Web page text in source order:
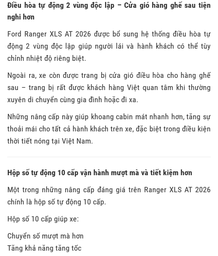
Điều hòa tự động 2 vùng độc lập – Cửa gió hàng ghế sau tiện
nghi hơn
Ford Ranger XLS AT 2026 được bổ sung hệ thống điều hòa tự
động 2 vùng độc lập giúp người lái và hành khách có thể tùy
chỉnh nhiệt độ riêng biệt.
Ngoài ra, xe còn được trang bị cửa gió điều hòa cho hàng ghế
sau – trang bị rất được khách hàng Việt quan tâm khi thường
xuyên di chuyển cùng gia đình hoặc đi xa.
Những nâng cấp này giúp khoang cabin mát nhanh hơn, tăng sự
thoải mái cho tất cả hành khách trên xe, đặc biệt trong điều kiện
thời tiết nóng tại Việt Nam.
Hộp số tự động 10 cấp vận hành mượt mà và tiết kiệm hơn
Một trong những nâng cấp đáng giá trên Ranger XLS AT 2026
chính là hộp số tự động 10 cấp.
Hộp số 10 cấp giúp xe:
Chuyển số mượt mà hơn
Tăng khả năng tăng tốc